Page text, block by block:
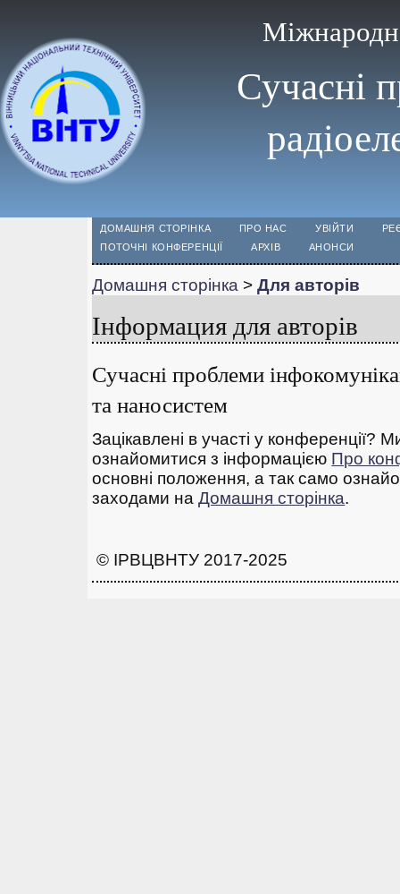
Сучасні
ДОМАШНЯ СТОРІНКА ПРО НАС УВІЙТИ
ПОТОЧНІ КОНФЕРЕНЦІЇ
АРХІВ АНОНСИ
Домашня сторінка >Для авторів
Інформация для авторів
Сучасні проблеми
та наносистем
Зацікавлені в участі у конференції?
ознайомитися з інформацією Про
основні положення, а так само
заходами наДомашня сторінка.
© ІРВЦВНТУ 2017-2025